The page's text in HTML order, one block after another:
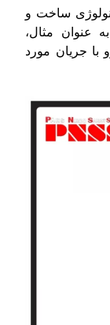
ساخت و
عنوان مثال،
با جریان مورد